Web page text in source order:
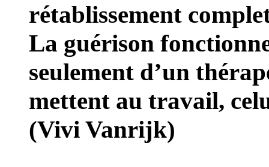
rétablissement
La guérison
seulement d’un
mettent au travail,
(Vivi Vanrijk)